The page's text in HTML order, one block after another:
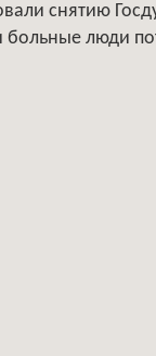
снятию
больные люди